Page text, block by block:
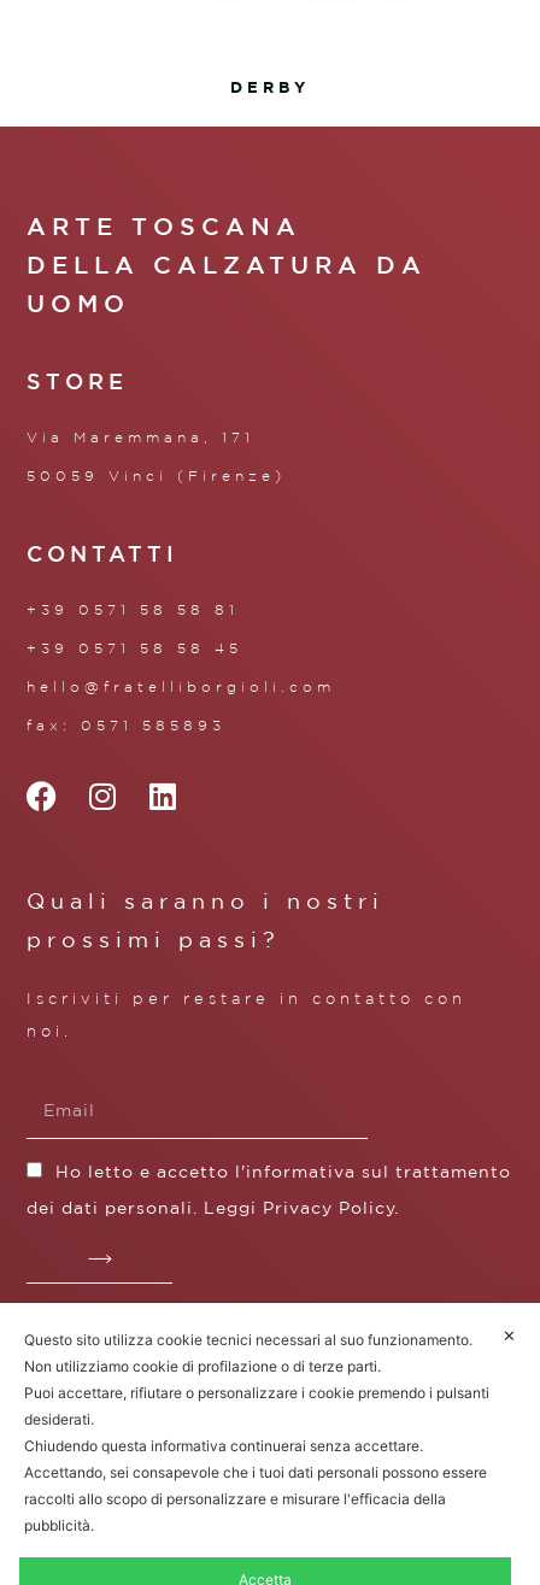
DERBY
ARTE TOSCANA
DELLA CALZATURA DA
UOMO
STORE
Via Maremmana, 171
50059 Vinci (Firenze)
CONTATTI
+39 0571 58 58 81
+39 0571 58 58 45
hello@fratelliborgioli.com
fax: 0571 585893
Quali saranno i nostri
prossimi passi?
Iscriviti per restare in contatto con
noi.
Ho letto e accetto l'informativa sul trattamento
dei dati personali. Leggi Privacy Policy
Operazione / progetto co-finanziato dal POS FESR
Toscana 2014-2020
Fratelli Borgioli Srl – Via
✕
Questo sito utilizza cookie tecnici necessari al suo funzionamento.
Non utilizziamo cookie di profilazione o di terze parti.
Puoi accettare, rifiutare o personalizzare i cookie premendo i pulsanti
desiderati.
Chiudendo questa informativa continuerai senza accettare.
Accettando, sei consapevole che i tuoi dati personali possono essere
raccolti allo scopo di personalizzare e misurare l'efficacia della
pubblicità.
Accetta